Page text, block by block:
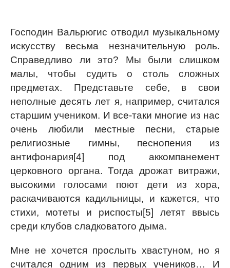
Господин Вальрюгис отводил музыкальному
искусству весьма незначительную роль.
Справедливо ли это? Мы были слишком
малы, чтобы судить о столь сложных
предметах. Представьте себе, в свои
неполные десять лет я, например, считался
старшим учеником. И все-таки многие из нас
очень любили местные песни, старые
религиозные гимны, песнопения из
антифонария[4] под аккомпанемент
церковного органа. Тогда дрожат витражи,
высокими голосами поют дети из хора,
раскачиваются кадильницы, и кажется, что
стихи, мотеты и риспосты[5] летят ввысь
среди клубов сладковатого дыма.
Мне не хочется прослыть хвастуном, но я
считался одним из первых учеников… И